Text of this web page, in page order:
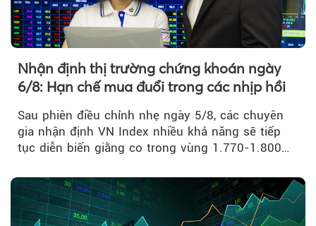
Nhận định thị trường chứng khoán ngày
6/8: Hạn chế mua đuổi trong các nhịp hồi
Sau phiên điều chỉnh nhẹ ngày 5/8, các chuyên
gia nhận định VN Index nhiều khả năng sẽ tiếp
tục diễn biến giằng co trong vùng 1.770-1.800